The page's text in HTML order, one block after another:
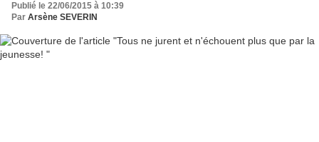
Publié le 22/06/2015 à 10:39
Par Arsène SEVERIN